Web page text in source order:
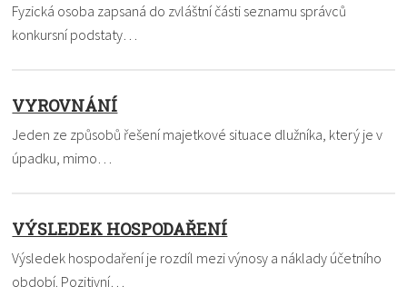
Fyzická osoba zapsaná do zvláštní části seznamu správců
konkursní podstaty…
VYROVNÁNÍ
Jeden ze způsobů řešení majetkové situace dlužníka, který je v
úpadku, mimo…
VÝSLEDEK HOSPODAŘENÍ
Výsledek hospodaření je rozdíl mezi výnosy a náklady účetního
období. Pozitivní…